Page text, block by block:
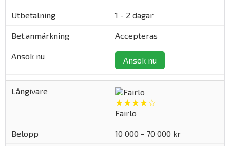
1 - 2 dagar
Accepteras
Ansök nu
★★★★☆
Fairlo
10 000 - 70 000 kr